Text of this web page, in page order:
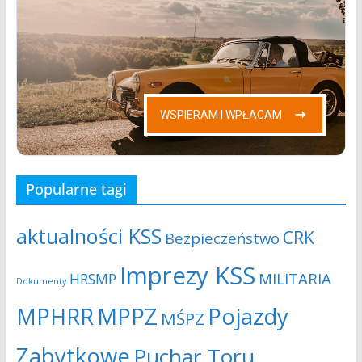
Popularne tagi
aktualności KSS Bezpieczeństwo CRK
Dokumenty HRSMP Imprezy KSS MILITARIA
MPHRRMPPZ MŚPZ Pojazdy
Zabytkowe